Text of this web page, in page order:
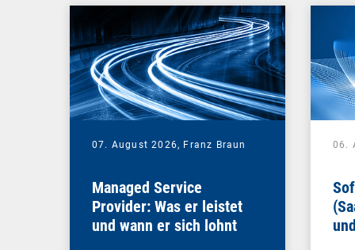
07. August 2026, Franz Braun
Managed Service
Provider: Was er leistet
und wann er sich lohnt
06.